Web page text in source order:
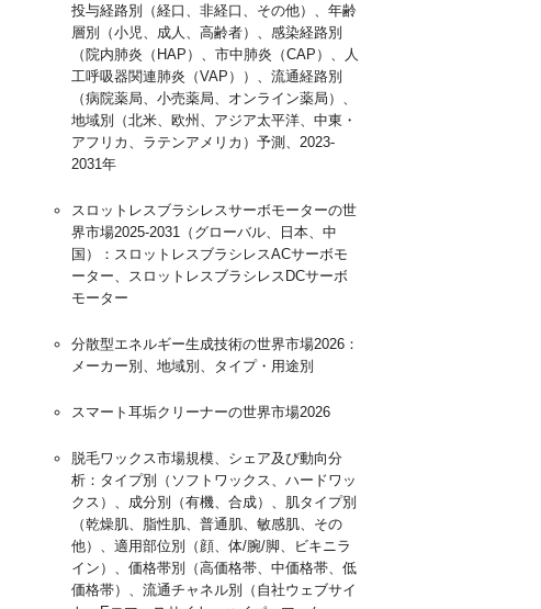
投与経路別（経口、非経口、その他）、年齢
層別（小児、成人、高齢者）、感染経路別
（院内肺炎（HAP）、市中肺炎（CAP）、人
工呼吸器関連肺炎（VAP））、流通経路別
（病院薬局、小売薬局、オンライン薬局）、
地域別（北米、欧州、アジア太平洋、中東・
アフリカ、ラテンアメリカ）予測、2023-
2031年
スロットレスブラシレスサーボモーターの世
界市場2025-2031（グローバル、日本、中
国）：スロットレスブラシレスACサーボモ
ーター、スロットレスブラシレスDCサーボ
モーター
分散型エネルギー生成技術の世界市場2026：
メーカー別、地域別、タイプ・用途別
スマート耳垢クリーナーの世界市場2026
脱毛ワックス市場規模、シェア及び動向分
析：タイプ別（ソフトワックス、ハードワッ
クス）、成分別（有機、合成）、肌タイプ別
（乾燥肌、脂性肌、普通肌、敏感肌、その
他）、適用部位別（顔、体/腕/脚、ビキニラ
イン）、価格帯別（高価格帯、中価格帯、低
価格帯）、流通チャネル別（自社ウェブサイ